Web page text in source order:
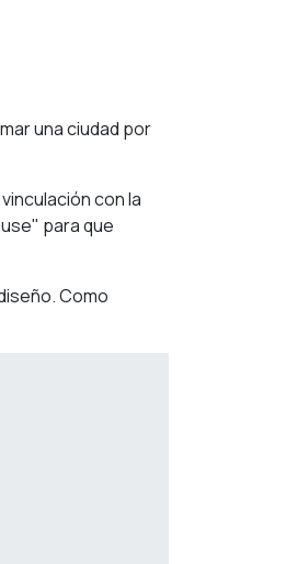
una ciudad por
con la
para que
Como